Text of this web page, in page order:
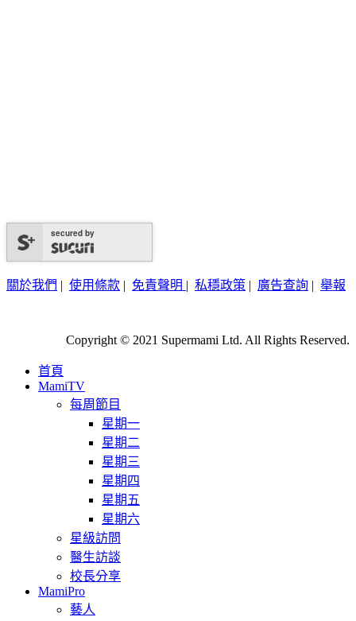
secured by
關於我們 | 使用條款 | 免責聲明 | 私穩政策 | 廣告查詢 | 舉報
Copyright © 2021 Supermami Ltd. All Rights Reserved.
首頁
MamiTV
每周節目
星期一
星期二
星期三
星期四
星期五
星期六
星級訪問
醫生訪談
校長分享
MamiPro
藝人